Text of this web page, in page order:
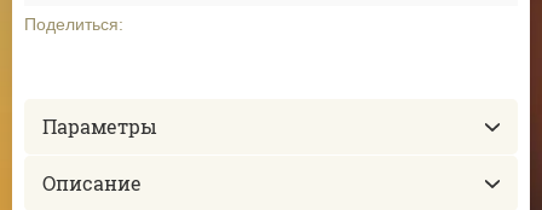
Поделиться:
Параметры
Описание